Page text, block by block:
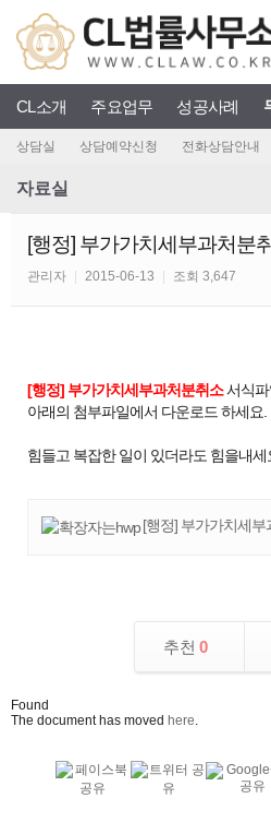
CL소개 주요업무 성공사례
상담실 상담예약신청 전화상담안내
자료실
[행정] 부가가치세부과처분
관리자 | 2015-06-13 | 조회 3,647
[행정] 부가가치세부과처분취소서식파
아래의 첨부파일에서 다운로드 하세요.
힘들고 복잡한 일이 있더라도 힘을내세
[행정] 부가가치세부
추천 0
Found
The document has moved here